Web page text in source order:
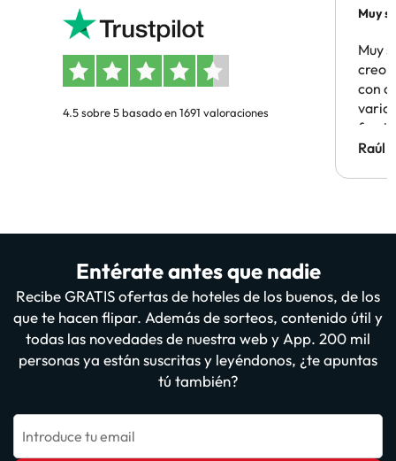
4.5 sobre 5 basado en 1691 valoraciones
Muy
Muy
creo
con
Hotel
Raúl
Entérate antes que nadie
Recibe GRATIS ofertas de hoteles de los buenos, de los
que te hacen flipar. Además de sorteos, contenido útil y
todas las novedades de nuestra web y App. 200 mil
personas ya están suscritas y leyéndonos, ¿te apuntas
tú también?
Introduce tu email